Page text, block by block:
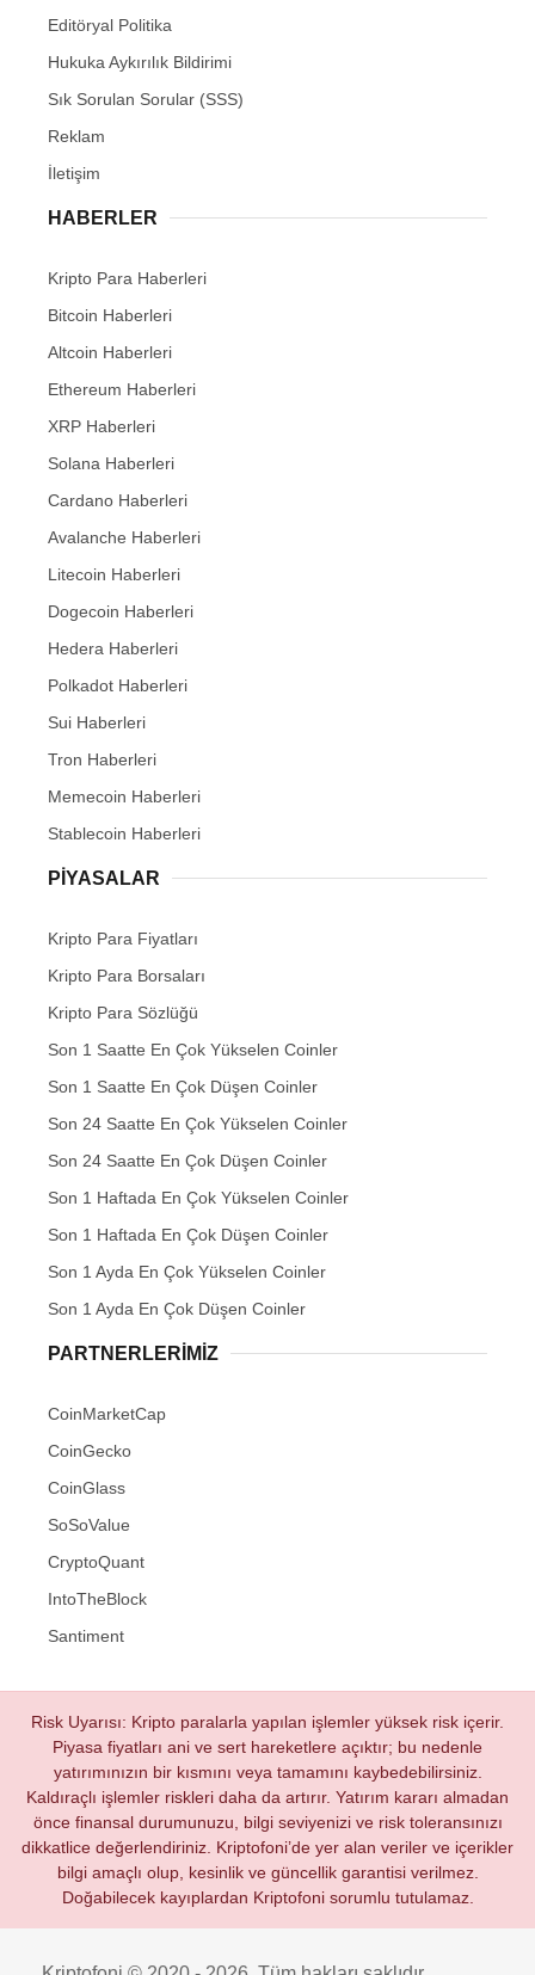
Editöryal Politika
Hukuka Aykırılık Bildirimi
Sık Sorulan Sorular (SSS)
Reklam
İletişim
HABERLER
Kripto Para Haberleri
Bitcoin Haberleri
Altcoin Haberleri
Ethereum Haberleri
XRP Haberleri
Solana Haberleri
Cardano Haberleri
Avalanche Haberleri
Litecoin Haberleri
Dogecoin Haberleri
Hedera Haberleri
Polkadot Haberleri
Sui Haberleri
Tron Haberleri
Memecoin Haberleri
Stablecoin Haberleri
PIYASALAR
Kripto Para Fiyatları
Kripto Para Borsaları
Kripto Para Sözlüğü
Son 1 Saatte En Çok Yükselen Coinler
Son 1 Saatte En Çok Düşen Coinler
Son 24 Saatte En Çok Yükselen Coinler
Son 24 Saatte En Çok Düşen Coinler
Son 1 Haftada En Çok Yükselen Coinler
Son 1 Haftada En Çok Düşen Coinler
Son 1 Ayda En Çok Yükselen Coinler
Son 1 Ayda En Çok Düşen Coinler
PARTNERLERIMIZ
CoinMarketCap
CoinGecko
CoinGlass
SoSoValue
CryptoQuant
IntoTheBlock
Santiment
Risk Uyarısı: Kripto paralarla yapılan işlemler yüksek risk içerir.
Piyasa fiyatları ani ve sert hareketlere açıktır; bu nedenle
yatırımınızın bir kısmını veya tamamını kaybedebilirsiniz.
Kaldıraçlı işlemler riskleri daha da artırır. Yatırım kararı almadan
önce finansal durumunuzu, bilgi seviyenizi ve risk toleransınızı
dikkatlice değerlendiriniz. Kriptofoni’de yer alan veriler ve içerikler
bilgi amaçlı olup, kesinlik ve güncellik garantisi verilmez.
Doğabilecek kayıplardan Kriptofoni sorumlu tutulamaz.